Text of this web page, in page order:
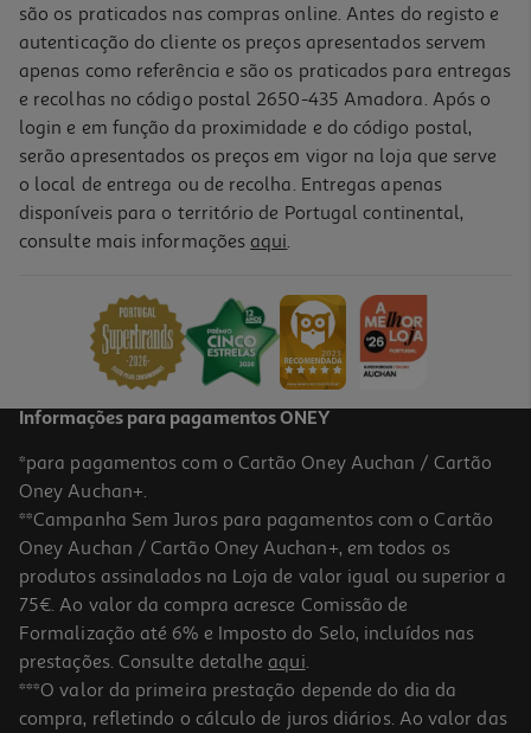
são os praticados nas compras online. Antes do registo e
autenticação do cliente os preços apresentados servem
apenas como referência e são os praticados para entregas
e recolhas no código postal 2650-435 Amadora. Após o
login e em função da proximidade e do código postal,
serão apresentados os preços em vigor na loja que serve
o local de entrega ou de recolha. Entregas apenas
disponíveis para o território de Portugal continental,
consulte mais informações aqui.
Informações para pagamentos ONEY
*para pagamentos com o Cartão Oney Auchan / Cartão
Oney Auchan+.
**Campanha Sem Juros para pagamentos com o Cartão
Oney Auchan / Cartão Oney Auchan+, em todos os
produtos assinalados na Loja de valor igual ou superior a
75€. Ao valor da compra acresce Comissão de
Formalização até 6% e Imposto do Selo, incluídos nas
prestações. Consulte detalhe aqui.
***O valor da primeira prestação depende do dia da
compra, refletindo o cálculo de juros diários. Ao valor das